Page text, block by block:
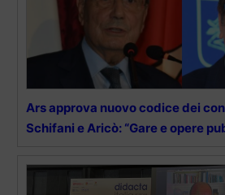
Ars approva nuovo codice dei
Schifani e Aricò: “Gare e opere